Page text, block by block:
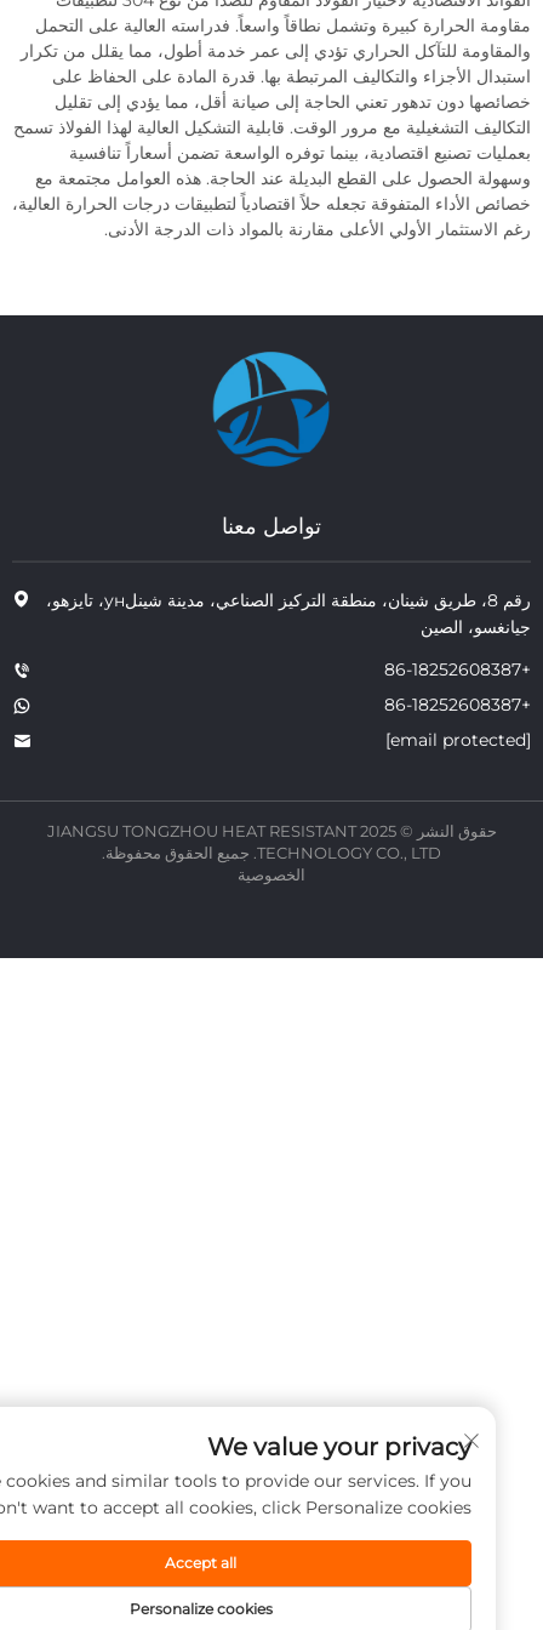
الحرارة كبيرة وتشمل نطاقاً واسعاً. فدراسته العالية على التحمل
للتآكل الحراري تؤدي إلى عمر خدمة أطول، مما يقلل من تكرار
الأجزاء والتكاليف المرتبطة بها. قدرة المادة على الحفاظ على
دون تدهور تعني الحاجة إلى صيانة أقل، مما يؤدي إلى تقليل
التشغيلية مع مرور الوقت. قابلية التشكيل العالية لهذا الفولاذ تسمح
تصنيع اقتصادية، بينما توفره الواسعة تضمن أسعاراً تنافسية
الحصول على القطع البديلة عند الحاجة. هذه العوامل مجتمعة مع
الأداء المتفوقة تجعله حلاً اقتصادياً لتطبيقات درجات الحرارة العالية،
الأولي الأعلى مقارنة بالمواد ذات الدرجة الأدنى.
تواصل معنا
رقم 8، طريق شينان، منطقة التركيز الصناعي، مدينة شينلун، تايزهو،
الصين
حقوق النشر © 2025 JIANGSU TONGZHOU HEAT RESISTANT
TECHNOLOGY CO., LTD. جميع الحقوق محفوظة.
الخصوصية
We value your privacy
use cookies and similar tools to provide our services. If you
don't want to accept all cookies, click Personalize cookies.
Personalize cookies
Accept all